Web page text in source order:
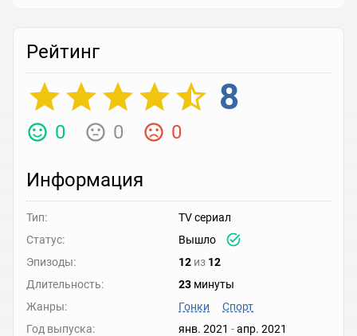
Рейтинг
8
0 0 0
Информация
Тип:
TV сериал
Статус:
Вышло
Эпизоды:
12 из 12
Длительность:
23 минуты
Жанры:
Гонки
Спорт
Год выпуска:
янв. 2021 -апр. 2021